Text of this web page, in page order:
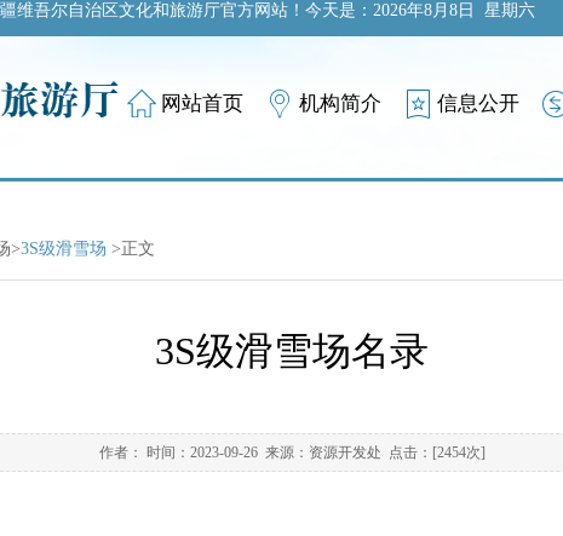
维吾尔自治区文化和旅游厅官方网站！今天是： 2026年8月8日 星期六
网站首页 机构简介 信息公开
>3S级滑雪场 >正文
3S级滑雪场名录
作者： 时间：2023-09-26 来源：资源开发处 点击：[2454次]